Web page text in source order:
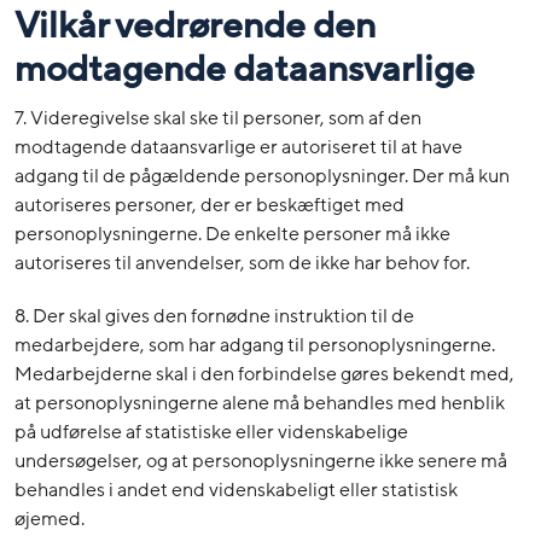
Vilkår vedrørende den
modtagende dataansvarlige
7. Videregivelse skal ske til personer, som af den
modtagende dataansvarlige er autoriseret til at have
adgang til de pågældende personoplysninger. Der må kun
autoriseres personer, der er beskæftiget med
personoplysningerne. De enkelte personer må ikke
autoriseres til anvendelser, som de ikke har behov for.
8. Der skal gives den fornødne instruktion til de
medarbejdere, som har adgang til personoplysningerne.
Medarbejderne skal i den forbindelse gøres bekendt med,
at personoplysningerne alene må behandles med henblik
på udførelse af statistiske eller videnskabelige
undersøgelser, og at personoplysningerne ikke senere må
behandles i andet end videnskabeligt eller statistisk
øjemed.